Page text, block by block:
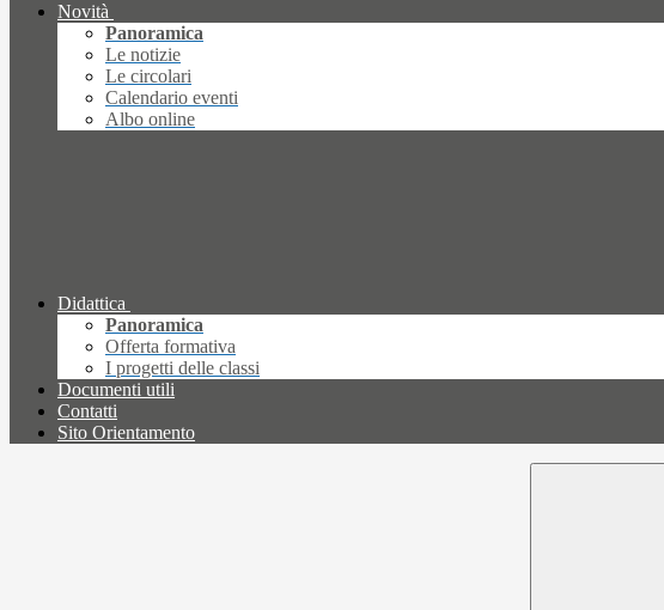
Novità
Panoramica
Le notizie
Le circolari
Calendario eventi
Albo online
Didattica
Panoramica
Offerta formativa
I progetti delle classi
Documenti utili
Contatti
Sito Orientamento